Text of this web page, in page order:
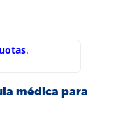
médica para